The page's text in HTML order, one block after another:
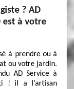
? AD
est à votre
à prendre ou à
ou votre jardin.
AD Service à
! il a l’artisan